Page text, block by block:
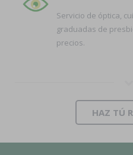
Servicio de óptica,
graduadas de
precios.
HAZ TÚ